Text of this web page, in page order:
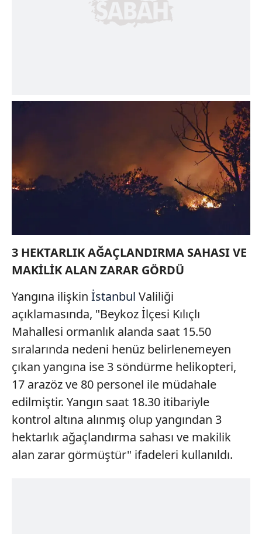
3 HEKTARLIK AĞAÇLANDIRMA SAHASI VE
MAKİLİK ALAN ZARAR GÖRDÜ
Yangına ilişkin İstanbul Valiliği
açıklamasında, "Beykoz İlçesi Kılıçlı
Mahallesi ormanlık alanda saat 15.50
sıralarında nedeni henüz belirlenemeyen
çıkan yangına ise 3 söndürme helikopteri,
17 arazöz ve 80 personel ile müdahale
edilmiştir. Yangın saat 18.30 itibariyle
kontrol altına alınmış olup yangından 3
hektarlık ağaçlandırma sahası ve makilik
alan zarar görmüştür" ifadeleri kullanıldı.